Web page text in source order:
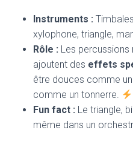
Instruments :
xylophone, triangle,
Rôle : Les percussions
ajoutent des effets
être douces comme
comme un tonnerre.
Fun fact : Le triangle,
même dans un